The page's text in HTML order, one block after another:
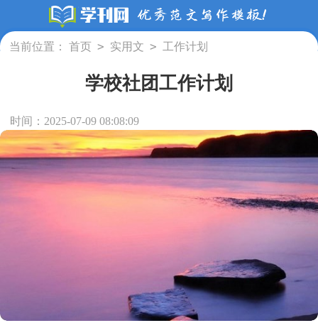
当前位置： 首页 > 实用文 > 工作计划
学校社团工作计划
时间：2025-07-09 08:08:09